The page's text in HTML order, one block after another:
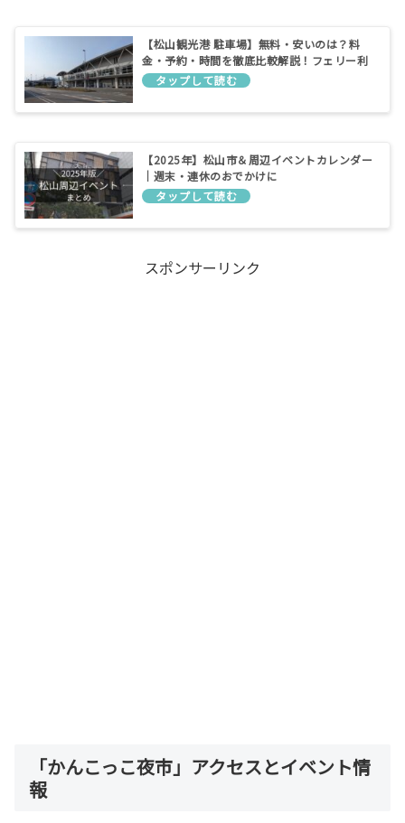
【松山観光港 駐車場】無料・安いのは？料
金・予約・時間を徹底比較解説！フェリー利
用者必見
【2025年】松山市＆周辺イベントカレンダー
｜週末・連休のおでかけに
スポンサーリンク
「かんこっこ夜市」アクセスとイベント情
報